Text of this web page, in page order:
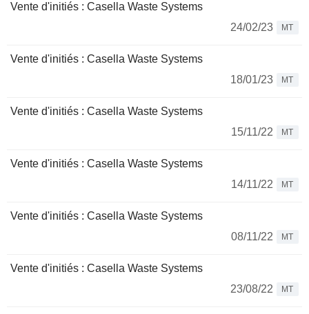
Vente d'initiés : Casella Waste Systems
24/02/23
MT
Vente d'initiés : Casella Waste Systems
18/01/23
MT
Vente d'initiés : Casella Waste Systems
15/11/22
MT
Vente d'initiés : Casella Waste Systems
14/11/22
MT
Vente d'initiés : Casella Waste Systems
08/11/22
MT
Vente d'initiés : Casella Waste Systems
23/08/22
MT